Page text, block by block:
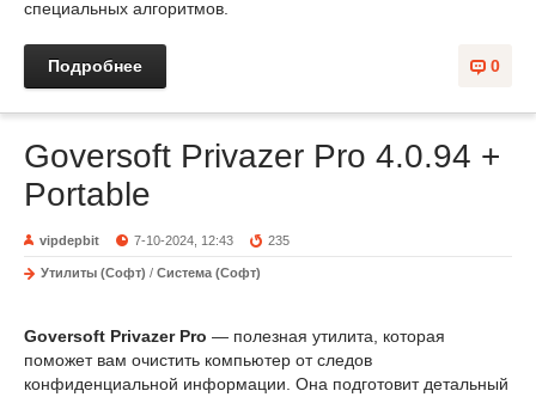
специальных алгоритмов.
0
Подробнее
Goversoft Privazer Pro 4.0.94 +
Portable
vipdepbit 7-10-2024, 12:43 235
Утилиты (Софт) / Система (Софт)
Goversoft Privazer Pro — полезная утилита, которая
поможет вам очистить компьютер от следов
конфиденциальной информации. Она подготовит детальный